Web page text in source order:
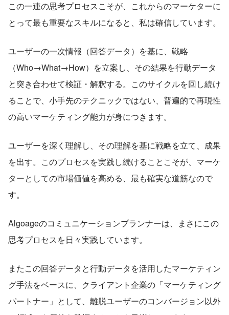
この一連の思考プロセスこそが、これからのマーケターに
とって最も重要なスキルになると、私は確信しています。
ユーザーの一次情報（回答データ）を基に、戦略
（Who→What→How）を立案し、その結果を行動データ
と突き合わせて検証・解釈する。このサイクルを回し続け
ることで、小手先のテクニックではない、普遍的で再現性
の高いマーケティング能力が身につきます。
ユーザーを深く理解し、その理解を基に戦略を立て、成果
を出す。このプロセスを実践し続けることこそが、マーケ
ターとしての市場価値を高める、最も確実な道筋なので
す。
Algoageのコミュニケーションプランナーは、まさにこの
思考プロセスを日々実践しています。
またこの回答データと行動データを活用したマーケティン
グ手法をベースに、クライアント企業の「マーケティング
パートナー」として、離脱ユーザーのコンバージョン以外